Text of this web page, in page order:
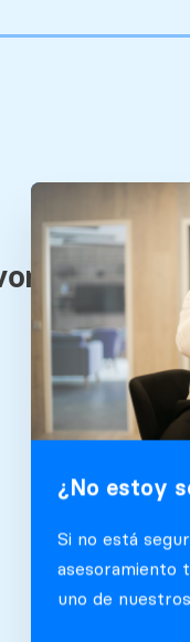
¿No estoy
Si no está
asesoramiento
uno de